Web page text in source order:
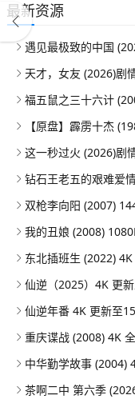
最新资源
遇见最极致的中国
福五鼠之三十六计
钻石王老五的艰难爱
双枪李向阳 (2007)
我的丑娘 (2008)
东北插班生 (2022)
仙逆（2025）4K 更
仙逆年番 4K 更新至
重庆谍战 (2008) 4K
中华勤学故事 (2004)
茶啊二中 第六季